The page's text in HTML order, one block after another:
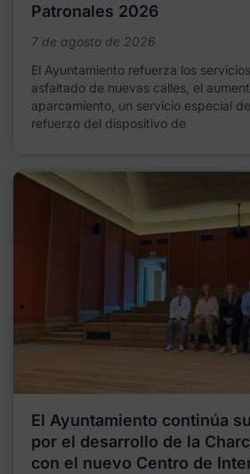
Patronales 2026
7 de agosto de 2026
El Ayuntamiento refuerza los
asfaltado de nuevas calles, el
aparcamiento, un servicio especial
refuerzo del dispositivo de
El Ayuntamiento continúa
por el desarrollo de la
con el nuevo Centro de